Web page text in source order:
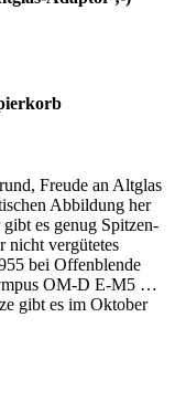
Freude an Altglas
Abbildung her
es genug Spitzen-
nicht vergütetes
bei Offenblende
OM-D E-M5 …
gibt es im Oktober